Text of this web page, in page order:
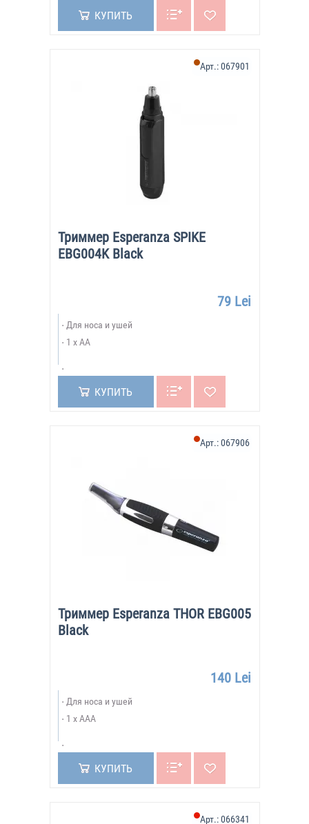
КУПИТЬ
Триммер Esperanza SPIKE
EBG004K Black
Арт.:067901
79 Lei
Для носа и ушей
1 x AA
КУПИТЬ
Триммер Esperanza THOR EBG005
Black
Арт.:067906
140 Lei
Для носа и ушей
1 x AAА
КУПИТЬ
Арт.:066341